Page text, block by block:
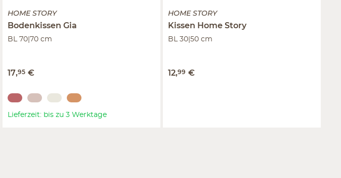
HOME STORY
Bodenkissen Gia
BL 70|70 cm
17,95 €
Lieferzeit: bis zu 3 Werktage
HOME STORY
Kissen Home Story
BL 30|50 cm
12,99 €